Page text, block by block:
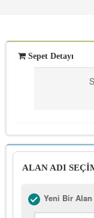
Sepet Detayı
ALAN ADI
Yeni Bir